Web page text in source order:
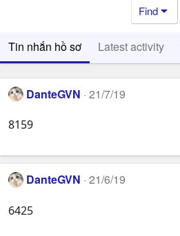
Find
Tin nhắn hồ sơ Latest activity
DanteGVN 21/7/19
8159
DanteGVN 21/6/19
6425